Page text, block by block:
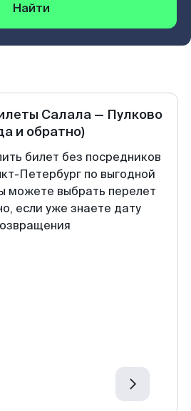
Найти
Салала— Пулково
и обратно)
билет без посредников
Петербург по выгодной
можете выбрать перелет
если уже знаете дату